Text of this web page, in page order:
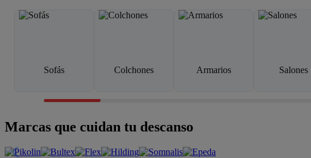
Sofás Colchones Armarios Salones
Marcas que cuidan tu descanso